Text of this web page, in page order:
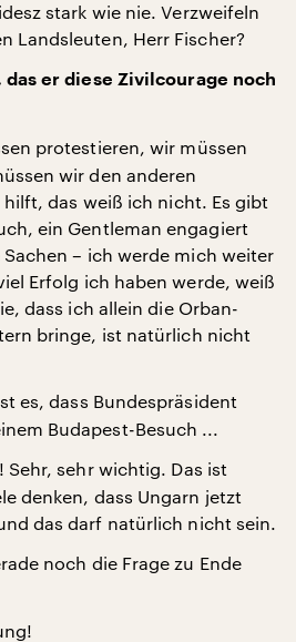
stark wie nie. Verzweifeln
Landsleuten, Herr Fischer?
das er diese Zivilcourage noch
protestieren, wir müssen
wir den anderen
das weiß ich nicht. Es gibt
ein Gentleman engagiert
– ich werde mich weiter
Erfolg ich haben werde, weiß
dass ich allein die Orban-
bringe, ist natürlich nicht
es, dass Bundespräsident
Budapest-Besuch ...
Sehr, sehr wichtig. Das ist
denken, dass Ungarn jetzt
das darf natürlich nicht sein.
noch die Frage zu Ende